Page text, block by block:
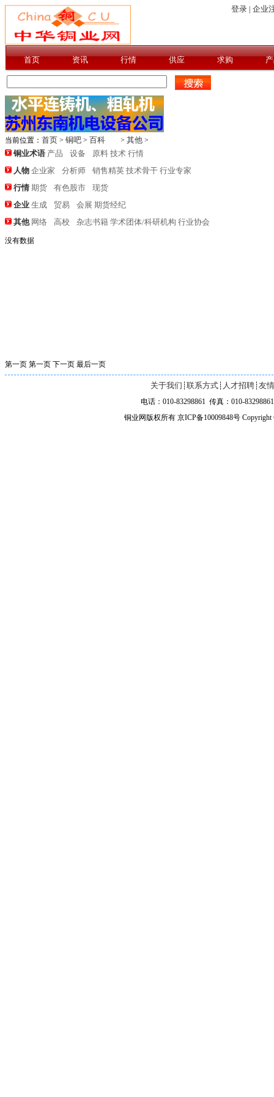
登录 | 企业
首页 资讯 行情 供应 求购
当前位置： 首页 > 铜吧 > 百科 > 其他 >
铜业术语 产品 设备 原料 技术 行情
人物 企业家 分析师 销售精英 技术骨干 行业专家
行情 期货 有色股市
现货
企业 生成 贸易 会展 期货经纪
其他 网络 高校 杂志书籍 学术团体/科研机构 行业协会
没有数据
第一页 第一页 下一页 最后一页
关于我们 ┊ 联系方式 ┊ 人才招聘 ┊ 友
电话：010-83298861 传真：010-
铜业网版权所有 京ICP备10009848号